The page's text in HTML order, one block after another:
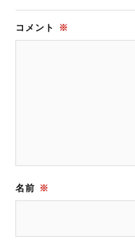
コメント ※
名前 ※